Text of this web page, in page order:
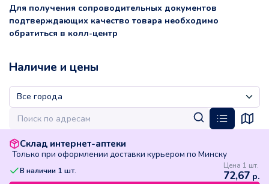
Для получения сопроводительных документов
подтверждающих качество товара необходимо
обратиться в колл-центр
Наличие и цены
Склад интернет-аптеки
Только при оформлении доставки курьером по Минску
В наличии 1 шт. Цена 1 шт.
72,67 р.